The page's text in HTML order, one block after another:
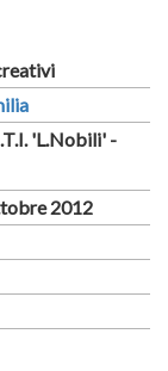
'L.Nobili' -
2012